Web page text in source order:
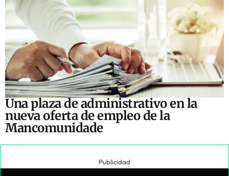
Una plaza de administrativo en la
nueva oferta de empleo de la
Mancomunidade
Publicidad